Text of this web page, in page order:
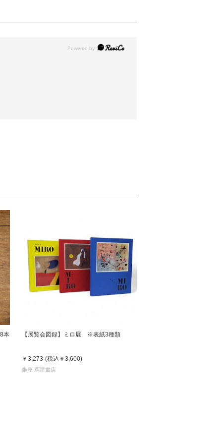
本 【展覧会図録】ミロ展 ※表紙3種類
￥3,273 (税込 ￥3,600)
銀座 蔦屋書店